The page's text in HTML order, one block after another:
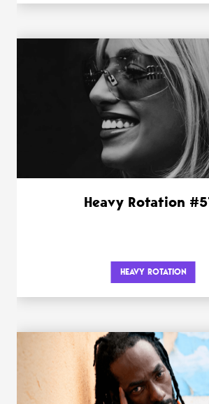
Heavy Rotation
HEAVY ROTATION